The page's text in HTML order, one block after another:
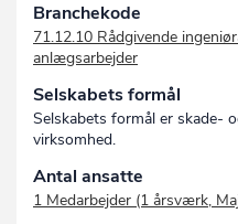
Branchekode
71.12.10 Rådgivende
anlægsarbejder
Selskabets formål
Selskabets formål er skade-
virksomhed.
Antal ansatte
1 Medarbejder (1 årsværk,